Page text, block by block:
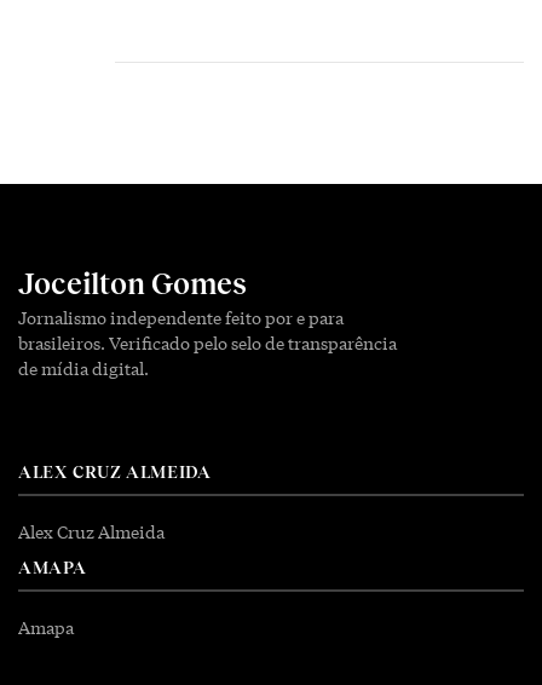
Joceilton Gomes
Jornalismo independente feito por e para
brasileiros. Verificado pelo selo de transparência
de mídia digital.
ALEX CRUZ ALMEIDA
Alex Cruz Almeida
AMAPA
Amapa